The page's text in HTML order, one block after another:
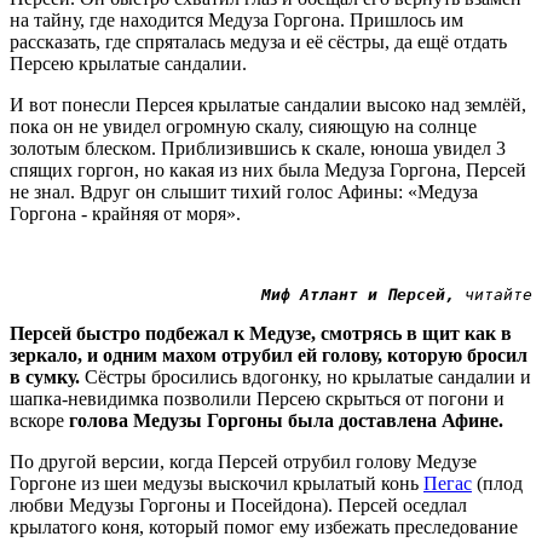
на тайну, где находится Медуза Горгона. Пришлось им
рассказать, где спряталась медуза и её сёстры, да ещё отдать
Персею крылатые сандалии.
И вот понесли Персея крылатые сандалии высоко над землёй,
пока он не увидел огромную скалу, сияющую на солнце
золотым блеском. Приблизившись к скале, юноша увидел 3
спящих горгон, но какая из них была Медуза Горгона, Персей
не знал. Вдруг он слышит тихий голос Афины: «Медуза
Горгона - крайняя от моря».
Миф Атлант и Персей, читайте
Персей быстро подбежал к Медузе, смотрясь в щит как в
зеркало, и одним махом отрубил ей голову, которую бросил
в сумку. Сёстры бросились вдогонку, но крылатые сандалии и
шапка-невидимка позволили Персею скрыться от погони и
вскоре голова Медузы Горгоны была доставлена Афине.
По другой версии, когда Персей отрубил голову Медузе
Горгоне из шеи медузы выскочил крылатый конь Пегас (плод
любви Медузы Горгоны и Посейдона). Персей оседлал
крылатого коня, который помог ему избежать преследование